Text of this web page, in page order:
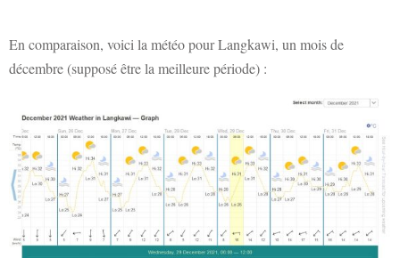
En comparaison, voici la météo pour Langkawi, un mois de
décembre (supposé être la meilleure période) :